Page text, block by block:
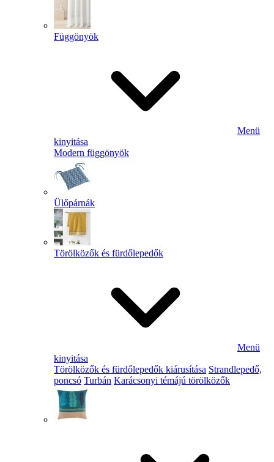
Függönyök
Menü
kinyitása
Modern függönyök
Ülőpárnák
Törölközők és fürdőlepedők
Menü
kinyitása
Törölközők és fürdőlepedők kiárusítása Strandlepedő,
poncsó Turbán Karácsonyi témájú törölközők